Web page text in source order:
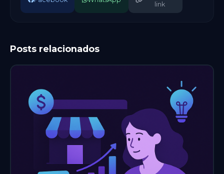
link
Posts relacionados